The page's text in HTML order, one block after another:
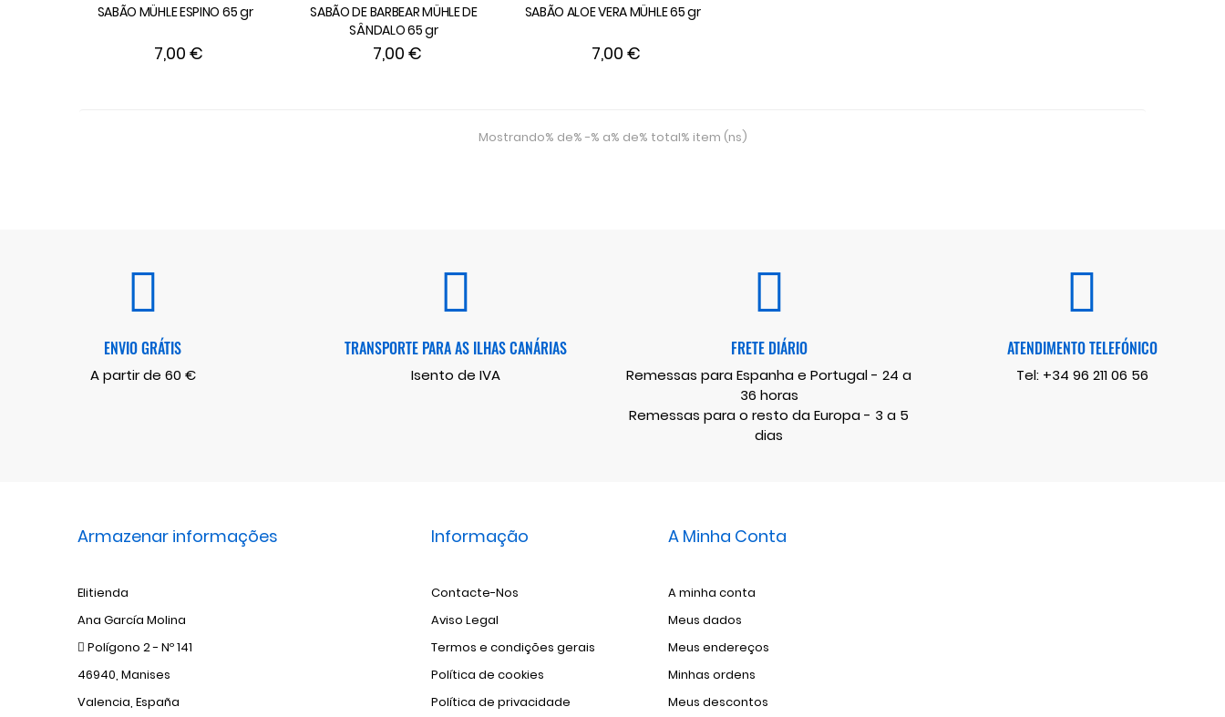
SABÃO MÜHLE ESPINO 65 gr
7,00 €
SABÃO DE BARBEAR MÜHLE DE
SÂNDALO 65 gr
7,00 €
SABÃO ALOE VERA MÜHLE 65 gr
7,00 €
Mostrando% de% -% a% de% total% item (ns)
ENVIO GRÁTIS
A partir de 60 €
TRANSPORTE PARA AS ILHAS CANÁRIAS
Isento de IVA
FRETE DIÁRIO
Remessas para Espanha e Portugal - 24 a
36 horas
Remessas para o resto da Europa - 3 a 5
dias
ATENDIMENTO TELEFÓNICO
Tel: +34 96 211 06 56
Armazenar informações
Elitienda
Ana García Molina
Polígono 2 - Nº 141
46940, Manises
Valencia, España
Informação
Contacte-Nos
Aviso Legal
Termos e condições gerais
Política de cookies
Política de privacidade
A Minha Conta
A minha conta
Meus dados
Meus endereços
Minhas ordens
Meus descontos